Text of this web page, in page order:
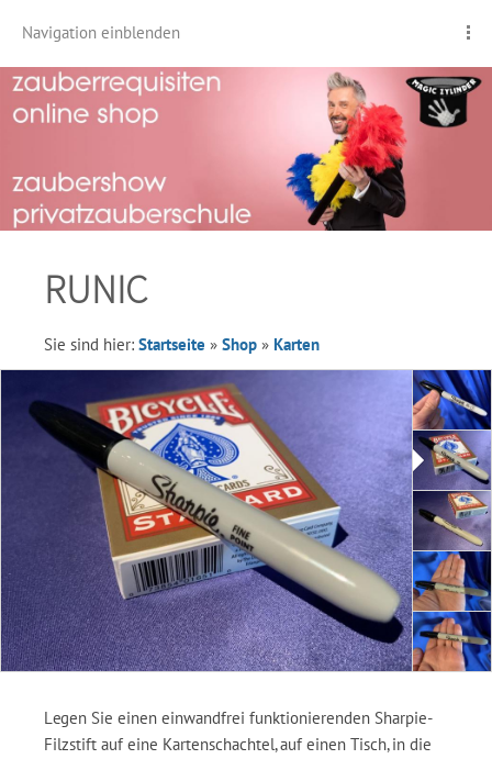
Navigation einblenden
RUNIC
Sie sind hier: Startseite » Shop » Karten
Legen Sie einen einwandfrei funktionierenden Sharpie-
Filzstift auf eine Kartenschachtel, auf einen Tisch, in die